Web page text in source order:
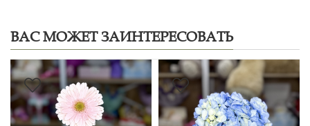
ВАС МОЖЕТ ЗАИНТЕРЕСОВАТЬ